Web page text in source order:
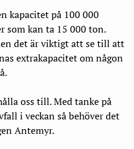
kapacitet på 100 000
som kan ta 15 000 ton.
det är viktigt att se till att
extrakapacitet om någon
oss till. Med tanke på
i veckan så behöver det
Antemyr.